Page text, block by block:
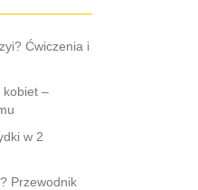
Ćwiczenia i
kobiet –
w 2
Przewodnik